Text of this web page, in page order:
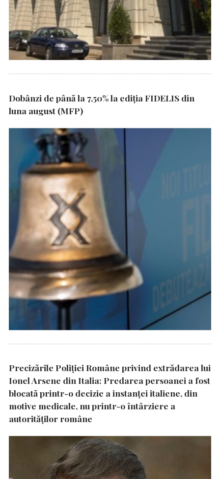
Dobânzi de până la 7,50% la ediția FIDELIS din
luna august (MFP)
Precizările Poliţiei Române privind extrădarea lui
Ionel Arsene din Italia: Predarea persoanei a fost
blocată printr-o decizie a instanţei italiene, din
motive medicale, nu printr-o întârziere a
autorităţilor române